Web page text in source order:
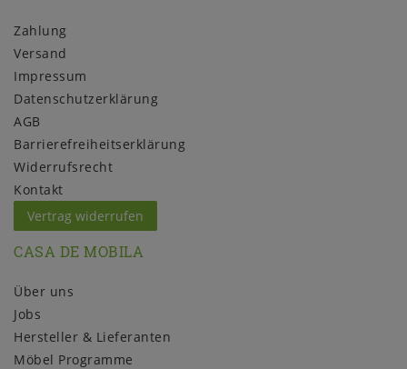
Zahlung
Versand
Impressum
Daten­schutz­erklärung
AGB
Barrierefreiheitserklärung
Widerrufs­recht
Kontakt
Vertrag widerrufen
CASA DE MOBILA
Über uns
Jobs
Hersteller & Lieferanten
Möbel Programme